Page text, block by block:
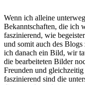
Wenn ich alleine
Bekanntschaften, die ich
faszinierend, wie
und somit auch des
ich danach ein Bild, wir
die bearbeiteten Bilder
Freunden und
faszinierend sind die